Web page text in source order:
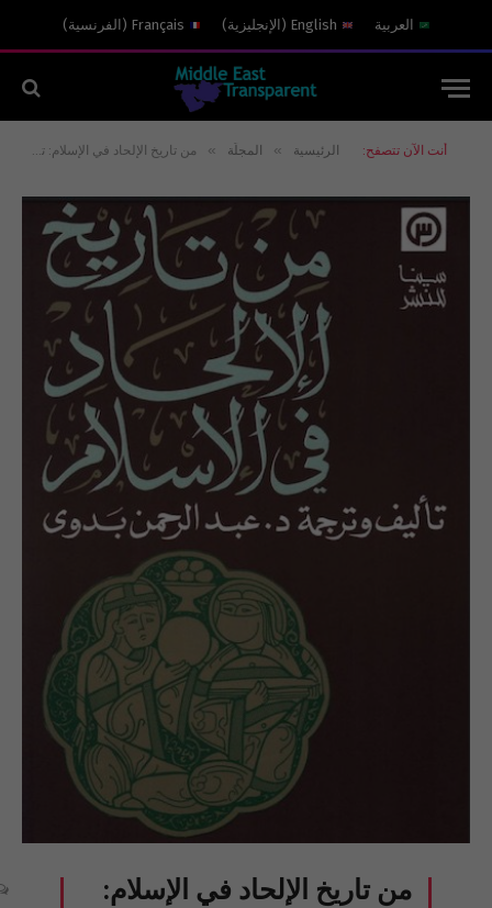
العربية English
( الإنجليزية)
Français
( الفرنسية)
أنت الآن تتصفح: الرئيسية » المجلّة » من تاريخ الإلحاد في الإسلام: تصدير عام
من تاريخ الإلحاد في الإسلام: